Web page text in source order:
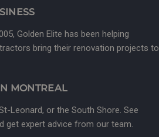
Golden Elite has been helping
bring their renovation projects to
MONTREAL
Leonard, or the South Shore. See
get expert advice from our team.